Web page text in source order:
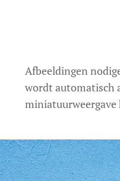
Afbeeldingen
wordt automatisch